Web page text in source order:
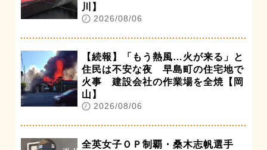
川】
2026/08/06
【続報】「もう熱風…火が来る」と
住民は不安な夜 早島町の住宅地で
火事 建設会社の作業場を全焼【岡
山】
2026/08/06
全英女子ＯＰ制覇・桑木志帆選手